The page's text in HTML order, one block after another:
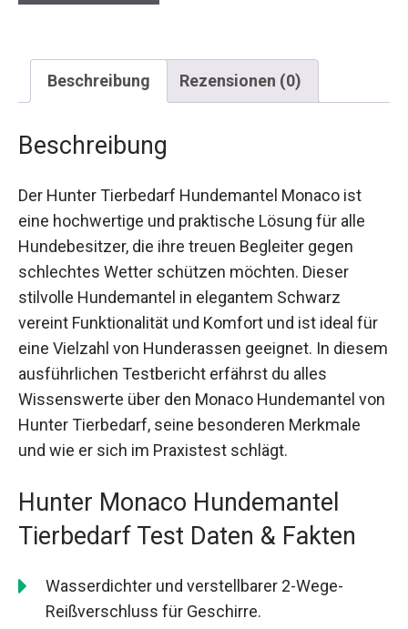
Beschreibung Rezensionen (0)
Beschreibung
Der Hunter Tierbedarf Hundemantel Monaco ist
eine hochwertige und praktische Lösung für alle
Hundebesitzer, die ihre treuen Begleiter gegen
schlechtes Wetter schützen möchten. Dieser
stilvolle Hundemantel in elegantem Schwarz
vereint Funktionalität und Komfort und ist ideal für
eine Vielzahl von Hunderassen geeignet. In diesem
ausführlichen Testbericht erfährst du alles
Wissenswerte über den Monaco Hundemantel von
Hunter Tierbedarf, seine besonderen Merkmale
und wie er sich im Praxistest schlägt.
Hunter Monaco Hundemantel
Tierbedarf Test Daten & Fakten
Wasserdichter und verstellbarer 2-Wege-
Reißverschluss für Geschirre.